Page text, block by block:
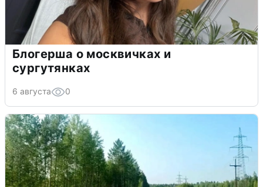
Блогерша о москвичках и
сургутянках
6 августа 0